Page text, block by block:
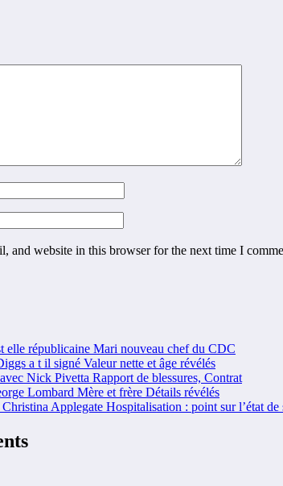
and website in this browser for the next time I
elle républicaine Mari nouveau chef du CDC
a t il signé Valeur nette et âge révélés
Nick Pivetta Rapport de blessures, Contrat
Lombard Mère et frère Détails révélés
Applegate Hospitalisation : point sur l’état de